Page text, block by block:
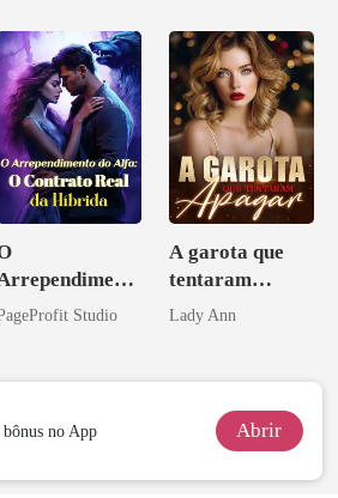
do Alfa: O
Studio
A garota que
tentaram
apagar
Lady Ann
bônus no App Abrir